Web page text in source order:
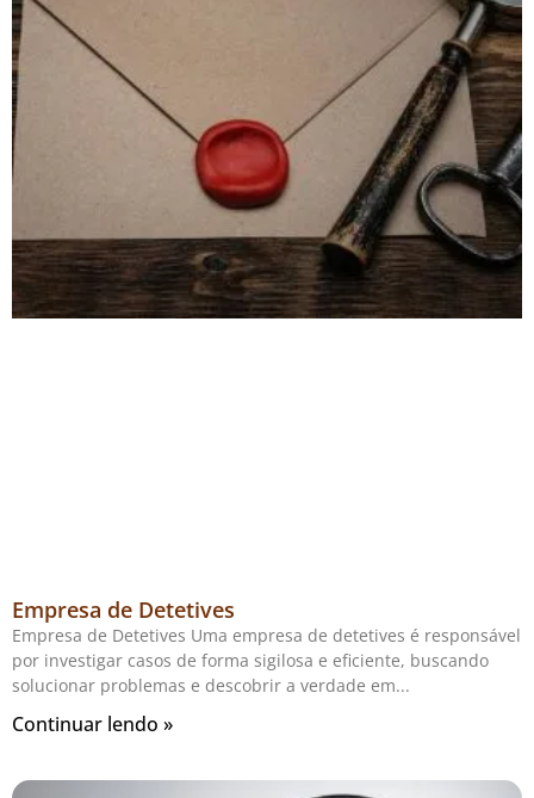
Empresa de Detetives
Empresa de Detetives Uma empresa de detetives é responsável
por investigar casos de forma sigilosa e eficiente, buscando
solucionar problemas e descobrir a verdade em
Continuar lendo »